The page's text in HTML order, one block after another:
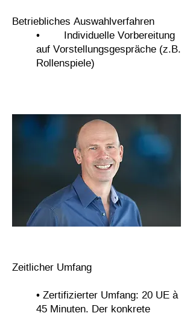
Betriebliches Auswahlverfahren
• Individuelle Vorbereitung
auf Vorstellungsgespräche (z.B.
Rollenspiele)
Zeitlicher Umfang
• Zertifizierter Umfang: 20 UE à
45 Minuten. Der konkrete